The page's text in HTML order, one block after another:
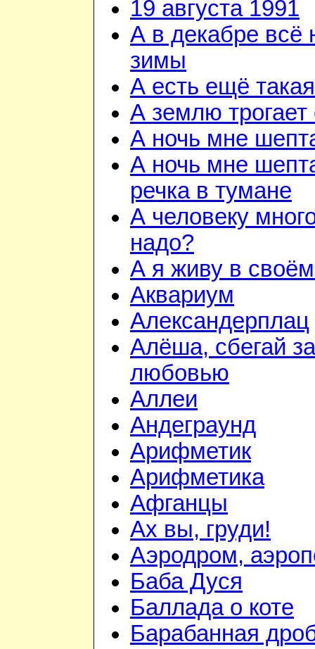
19 августа 1991
А в декабре всё
зимы
А есть ещё
А землю трогает
А ночь мне
А ночь мне
речка в тумане
А человеку
надо?
А я живу в своём
Аквариум
Александерплац
Алёша, сбегай за
любовью
Аллеи
Андеграунд
Арифметик
Арифметика
Афганцы
Ах вы, груди!
Аэродром,
Баба Дуся
Баллада о коте
Барабанная